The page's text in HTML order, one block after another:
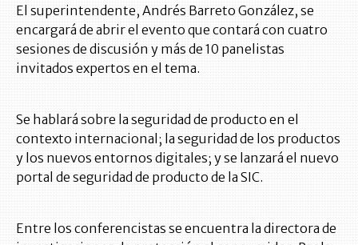
El superintendente, Andrés Barreto González, se
encargará de abrir el evento que contará con cuatro
sesiones de discusión y más de 10 panelistas
invitados expertos en el tema.
Se hablará sobre la seguridad de producto en el
contexto internacional; la seguridad de los productos
y los nuevos entornos digitales; y se lanzará el nuevo
portal de seguridad de producto de la SIC.
Entre los conferencistas se encuentra la directora de